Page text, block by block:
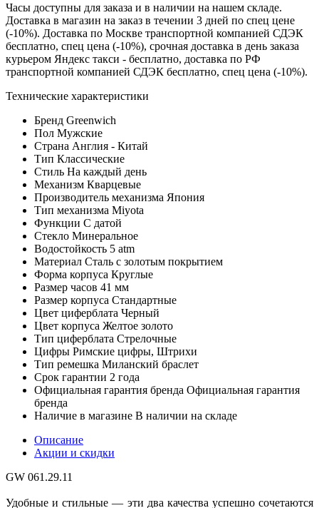
Часы доступны для заказа и в наличии на нашем складе.
Доставка в магазин на заказ в течении 3 дней по спец цене
(-10%). Доставка по Москве транспортной компанией СДЭК
бесплатно, спец цена (-10%), срочная доставка в день заказа
курьером Яндекс такси - бесплатно, доставка по РФ
транспортной компанией СДЭК бесплатно, спец цена (-10%).
Технические характеристики
Бренд Greenwich
Пол Мужские
Страна Англия - Китай
Тип Классические
Стиль На каждый день
Механизм Кварцевые
Производитель механизма Япония
Тип механизма Miyota
Функции С датой
Стекло Минеральное
Водостойкость 5 atm
Материал Сталь с золотым покрытием
Форма корпуса Круглые
Размер часов 41 мм
Размер корпуса Стандартные
Цвет циферблата Черный
Цвет корпуса Желтое золото
Тип циферблата Стрелочные
Цифры Римские цифры, Штрихи
Тип ремешка Миланский браслет
Срок гарантии 2 года
Официальная гарантия бренда Официальная гарантия
бренда
Наличие в магазине В наличии на складе
Описание
Акции и скидки
GW 061.29.11
Удобные и стильные — эти два качества успешно сочетаются